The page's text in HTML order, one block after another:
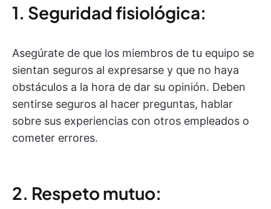
1. Seguridad fisiológica:
Asegúrate de que los miembros de tu equipo se
sientan seguros al expresarse y que no haya
obstáculos a la hora de dar su opinión. Deben
sentirse seguros al hacer preguntas, hablar
sobre sus experiencias con otros empleados o
cometer errores.
2. Respeto mutuo: